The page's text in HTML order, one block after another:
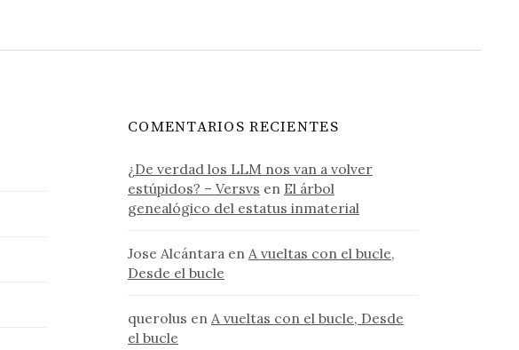
COMENTARIOS RECIENTES
¿De verdad los LLM nos van a volver
estúpidos? – Versvs en El árbol
genealógico del estatus inmaterial
Jose Alcántara en A vueltas con el bucle,
Desde el bucle
querolus en A vueltas con el bucle, Desde
el bucle